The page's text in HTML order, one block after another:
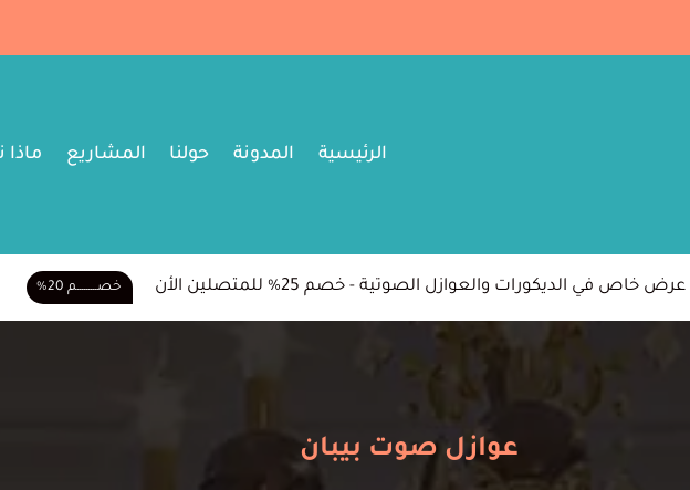
الرئيسية المدونة حولنا المشاريع ماذا
عرض خاص في الديكورات والعوازل الصوتية - خصم 25% للمتصلين الأن خصـــــــــم 20%
عوازل صوت بيبان